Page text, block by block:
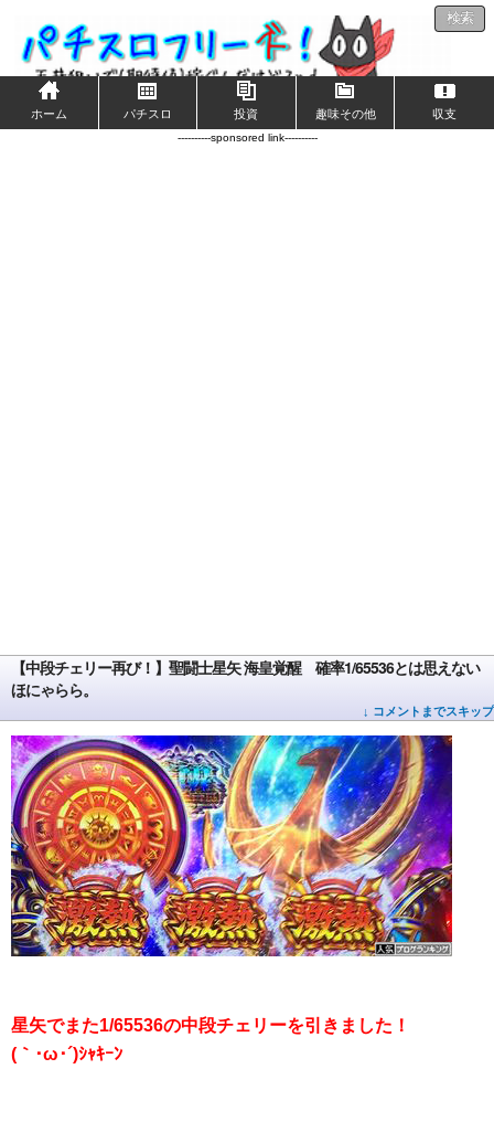
検索
ホーム パチスロ 投資 趣味その他 収支
----------sponsored link----------
【中段チェリー再び！】聖闘士星矢 海皇覚醒 確率1/65536とは思えない
ほにゃらら。
↓ コメントまでスキップ
星矢でまた1/65536の中段チェリーを引きました！
(｀･ω･´)ｼｬｷｰﾝ